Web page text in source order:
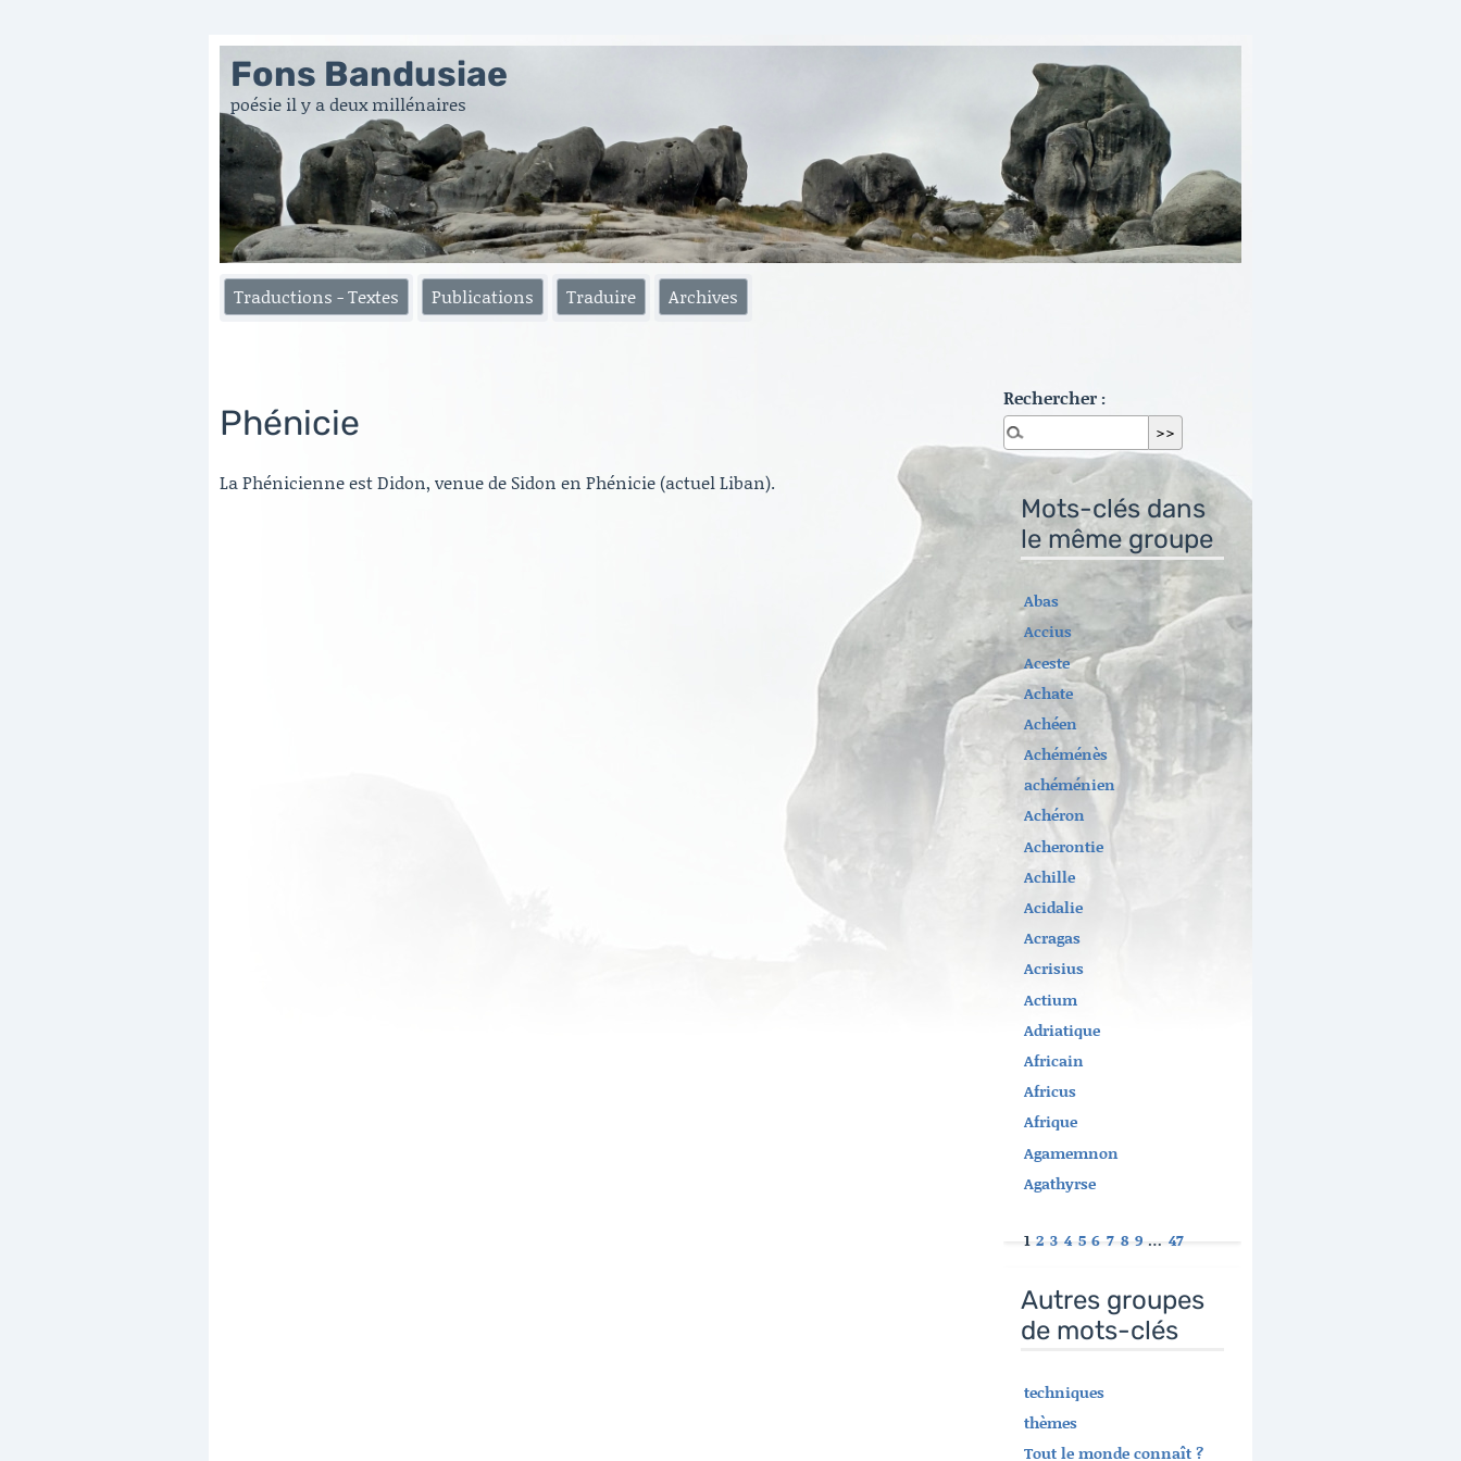
Fons Bandusiae
poésie il y a deux millénaires
Traductions - Textes Publications Traduire Archives
Phénicie
La Phénicienne est Didon, venue de Sidon en Phénicie (actuel Liban).
Rechercher :
Mots-clés dans
le même groupe
Abas
Accius
Aceste
Achate
Achéen
Achéménès
achéménien
Achéron
Acherontie
Achille
Acidalie
Acragas
Acrisius
Actium
Adriatique
Africain
Africus
Afrique
Agamemnon
Agathyrse
1 2 3 4 5 6 7 8 9 … 47
Autres groupes
de mots-clés
techniques
thèmes
Tout le monde connaît ?